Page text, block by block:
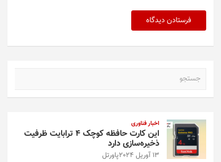
اخبار فناوری
این کارت حافظه کوچک ۴ ترابایت ظرفیت
ذخیره‌سازی دارد
13 آوریل 2024 پاورتل